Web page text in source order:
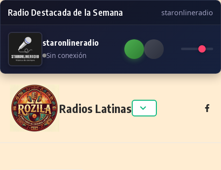
Radio Destacada de la Semana staronlineradio
staronlineradio
Sin conexión
Skip to content
Radios Latinas